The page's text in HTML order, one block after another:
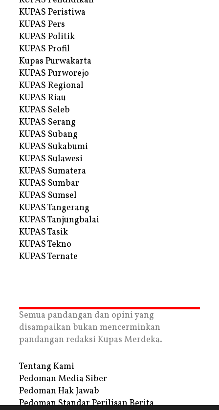
KUPAS Peristiwa
KUPAS Pers
KUPAS Politik
KUPAS Profil
Kupas Purwakarta
KUPAS Purworejo
KUPAS Regional
KUPAS Riau
KUPAS Seleb
KUPAS Serang
KUPAS Subang
KUPAS Sukabumi
KUPAS Sulawesi
KUPAS Sumatera
KUPAS Sumbar
KUPAS Sumsel
KUPAS Tangerang
KUPAS Tanjungbalai
KUPAS Tasik
KUPAS Tekno
KUPAS Ternate
Semua pandangan dan opini yang
disampaikan bukan mencerminkan
pandangan redaksi Kupas Merdeka.
Tentang Kami
Pedoman Media Siber
Pedoman Hak Jawab
Pedoman Standar Perilisan Berita